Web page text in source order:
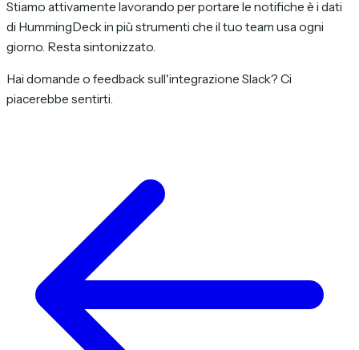
Stiamo attivamente lavorando per portare le notifiche è i dati
di HummingDeck in più strumenti che il tuo team usa ogni
giorno. Resta sintonizzato.
Hai domande o feedback sull'integrazione Slack? Ci
piacerebbe sentirti.